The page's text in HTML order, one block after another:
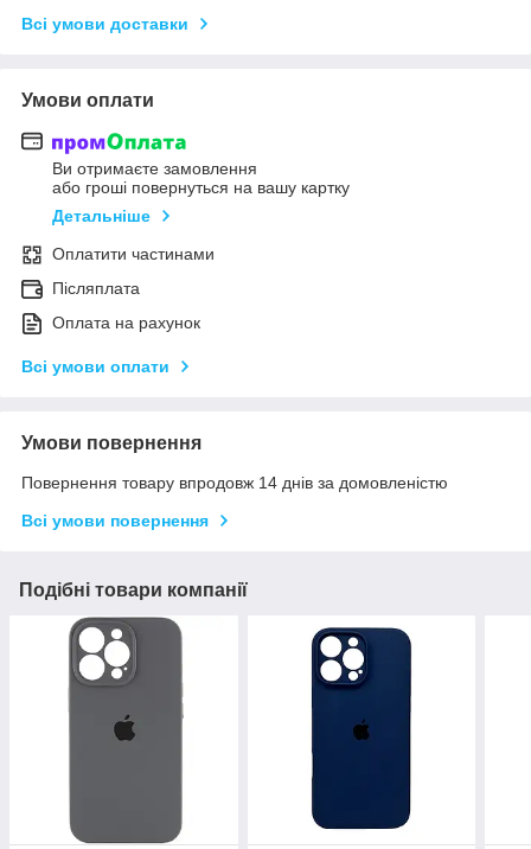
Всі умови доставки
Умови оплати
Ви отримаєте замовлення
або гроші повернуться на вашу картку
Детальніше
Оплатити частинами
Післяплата
Оплата на рахунок
Всі умови оплати
Умови повернення
Повернення товару впродовж 14 днів за домовленістю
Всі умови повернення
Подібні товари компанії